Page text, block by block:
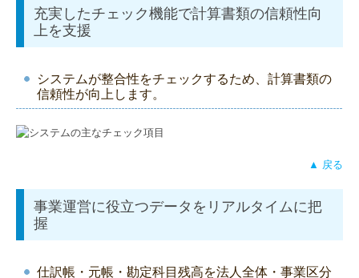
充実したチェック機能で計算書類の信頼性向
上を支援
システムが整合性をチェックするため、計算書類の
信頼性が向上します。
▲ 戻る
事業運営に役立つデータをリアルタイムに把
握
仕訳帳・元帳・勘定科目残高を法人全体・事業区分